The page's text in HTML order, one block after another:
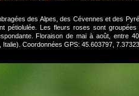
des Alpes, des Cévennes et des
pétiolulée. Les fleurs roses sont
Floraison de mai à août, entre
Coordonnées GPS: 45.603797,